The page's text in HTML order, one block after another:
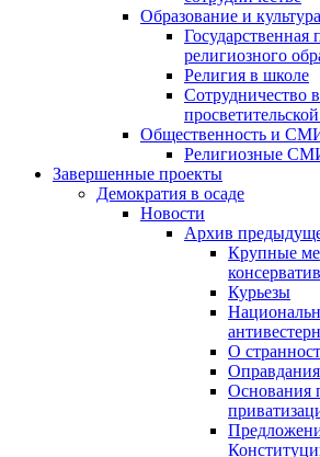
Образование и культура
Государственная
религиозного
Религия в школе
Сотрудничество
Общественность и
Религиозные
Завершенные проекты
Демократия в осаде
Новости
Архив
Крупные
Курьезы
О
Основания